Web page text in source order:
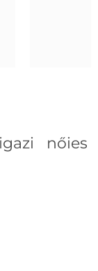
nőies